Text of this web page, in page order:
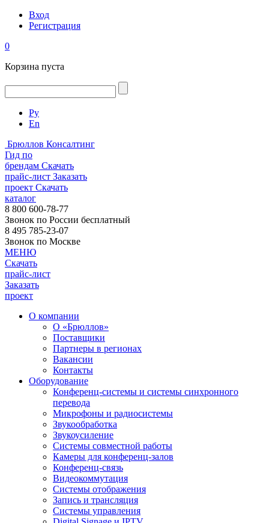
Вход
Регистрация
0
Корзина пуста
Ру
En
Брюллов Консалтинг
Гид по
брендам Скачать
прайс-лист Заказать
проект Скачать
каталог
8 800 600-78-77
Звонок по России бесплатный
8 495 785-23-07
Звонок по Москве
МЕНЮ
Скачать
прайс-лист
Заказать
проект
О компании
О «Брюллов»
Поставщики
Партнеры в регионах
Вакансии
Контакты
Оборудование
Конференц-системы и системы синхронного
перевода
Микрофоны и радиосистемы
Звукообработка
Звукоусиление
Системы совместной работы
Камеры для конференц-залов
Конференц-связь
Видеокоммутация
Системы отображения
Запись и трансляция
Системы управления